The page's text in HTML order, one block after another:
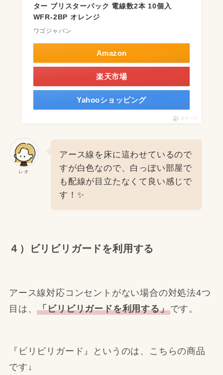
ター ブリスターパック 電線数2本 10個入
WFR-2BP オレンジ
ワゴジャパン
Amazon
楽天市場
Yahooショッピング
ポチップ
レオ
アース線を床に這わせているので
すが白色なので、白っぽい部屋で
も配線が目立たなくて良い感じで
す！✨
４）ビリビリガードを利用する
アース線対応コンセントがない場合の対処法4つ
目は、「ビリビリガードを利用する」です。
『ビリビリガード』というのは、こちらの商品
です↓